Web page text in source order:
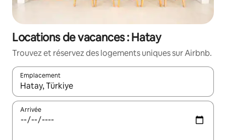
Locations de vacances : Hatay
Trouvez et réservez des logements uniques sur Airbnb.
Emplacement
Quand les résultats sont affichés, parcourez-les en utilisant
Arrivée